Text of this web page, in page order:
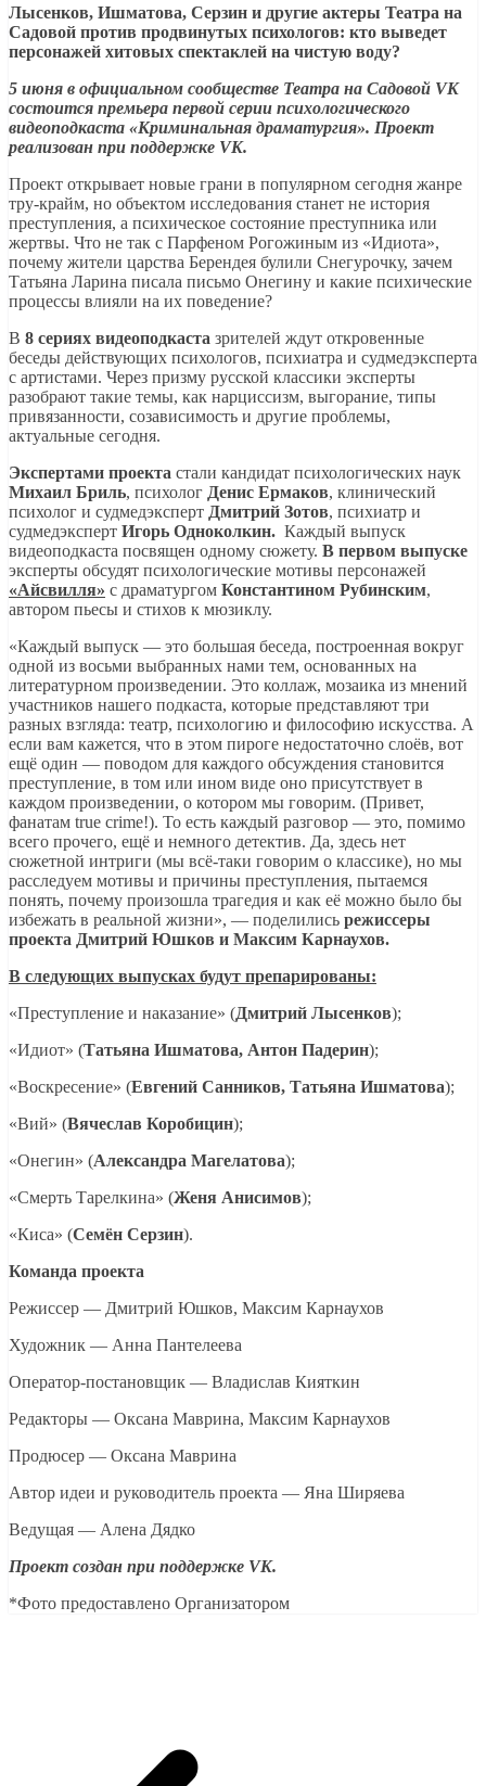
Лысенков, Ишматова, Серзин и другие актеры Театра на
Садовой против продвинутых психологов: кто выведет
персонажей хитовых спектаклей на чистую воду?
5 июня в официальном сообществе Театра на Садовой VK
состоится премьера первой серии психологического
видеоподкаста «Криминальная драматургия». Проект
реализован при поддержке VK.
Проект открывает новые грани в популярном сегодня жанре
тру-крайм, но объектом исследования станет не история
преступления, а психическое состояние преступника или
жертвы. Что не так с Парфеном Рогожиным из «Идиота»,
почему жители царства Берендея булили Снегурочку, зачем
Татьяна Ларина писала письмо Онегину и какие психические
процессы влияли на их поведение?
В 8 сериях видеоподкаста зрителей ждут откровенные
беседы действующих психологов, психиатра и судмедэксперта
с артистами. Через призму русской классики эксперты
разобрают такие темы, как нарциссизм, выгорание, типы
привязанности, созависимость и другие проблемы,
актуальные сегодня.
Экспертами проекта стали кандидат психологических наук
Михаил Бриль, психолог Денис Ермаков, клинический
психолог и судмедэксперт Дмитрий Зотов, психиатр и
судмедэксперт Игорь Одноколкин. Каждый выпуск
видеоподкаста посвящен одному сюжету. В первом выпуске
эксперты обсудят психологические мотивы персонажей
«Айсвилля» с драматургом Константином Рубинским,
автором пьесы и стихов к мюзиклу.
«Каждый выпуск — это большая беседа, построенная вокруг
одной из восьми выбранных нами тем, основанных на
литературном произведении. Это коллаж, мозаика из мнений
участников нашего подкаста, которые представляют три
разных взгляда: театр, психологию и философию искусства. А
если вам кажется, что в этом пироге недостаточно слоёв, вот
ещё один — поводом для каждого обсуждения становится
преступление, в том или ином виде оно присутствует в
каждом произведении, о котором мы говорим. (Привет,
фанатам true crime!). То есть каждый разговор — это, помимо
всего прочего, ещё и немного детектив. Да, здесь нет
сюжетной интриги (мы всё-таки говорим о классике), но мы
расследуем мотивы и причины преступления, пытаемся
понять, почему произошла трагедия и как её можно было бы
избежать в реальной жизни», — поделились режиссеры
проекта Дмитрий Юшков и Максим Карнаухов.
В следующих выпусках будут препарированы:
«Преступление и наказание» (Дмитрий Лысенков);
«Идиот» (Татьяна Ишматова, Антон Падерин);
«Воскресение» (Евгений Санников, Татьяна Ишматова);
«Вий» (Вячеслав Коробицин);
«Онегин» (Александра Магелатова);
«Смерть Тарелкина» (Женя Анисимов);
«Киса» (Семён Серзин).
Команда проекта
Режиссер — Дмитрий Юшков, Максим Карнаухов
Художник — Анна Пантелеева
Оператор-постановщик — Владислав Кияткин
Редакторы — Оксана Маврина, Максим Карнаухов
Продюсер — Оксана Маврина
Автор идеи и руководитель проекта — Яна Ширяева
Ведущая — Алена Дядко
Проект создан при поддержке VK.
*Фото предоставлено Организатором